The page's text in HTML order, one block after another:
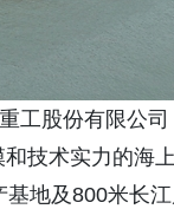
工股份有限公
技术实力的海
地及800米长